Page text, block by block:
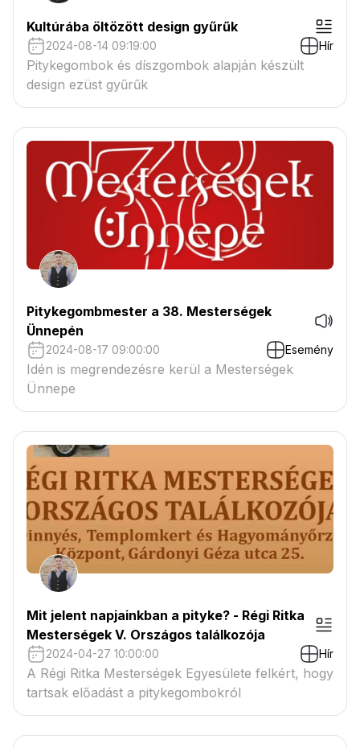
Kultúrába öltözött design gyűrűk
2024-08-14 09:19:00 Hír
Pitykegombok és díszgombok alapján készült
design ezüst gyűrűk
Pitykegombmester a 38. Mesterségek
Ünnepén
2024-08-17 09:00:00 Esemény
Idén is megrendezésre kerül a Mesterségek
Ünnepe
Mit jelent napjainkban a pityke? - Régi Ritka
Mesterségek V. Országos találkozója
2024-04-27 10:00:00 Hír
A Régi Ritka Mesterségek Egyesülete felkért, hogy
tartsak előadást a pitykegombokról